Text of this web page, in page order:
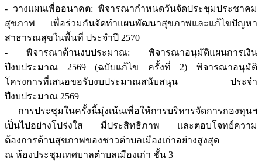
- วางแผนเพื่ออนาคต: พิจารณากำหนดวันจัดประชุมประชาคม
สุขภาพ เพื่อร่วมกันจัดทำแผนพัฒนาสุขภาพและแก้ไขปัญหา
สาธารณสุขในพื้นที่ ประจำปี 2570
- พิจารณาด้านงบประมาณ: พิจารณาอนุมัติแผนการเงิน
ปีงบประมาณ 2569 (ฉบับแก้ไข ครั้งที่ 2) พิจารณาอนุมัติ
โครงการที่เสนอขอรับงบประมาณสนับสนุน ประจำ
ปีงบประมาณ 2569
การประชุมในครั้งนี้มุ่งเน้นเพื่อให้การบริหารจัดการกองทุนฯ
เป็นไปอย่างโปร่งใส มีประสิทธิภาพ และตอบโจทย์ความ
ต้องการด้านสุขภาพของชาวตำบลเมืองเก่าอย่างสูงสุด
ณ ห้องประชุมเทศบาลตำบลเมืองเก่า ชั้น 3